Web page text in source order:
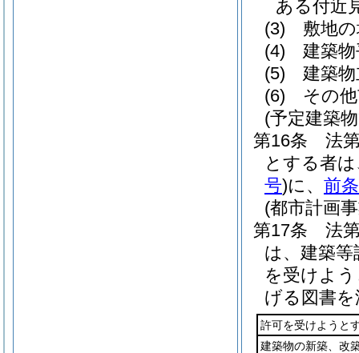
ある付近
(3)
敷地
(4)
建築
(5)
建築
(6)
その
(予定建築
第16条
法
とする者
号)に、 前
(都市計画
第17条
法
は、建築等
を受けよ
げる図書
許可を受けようと
建築物の新築、改